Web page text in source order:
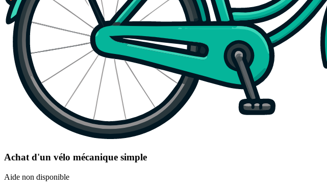
Achat d'un vélo mécanique simple
Aide non disponible